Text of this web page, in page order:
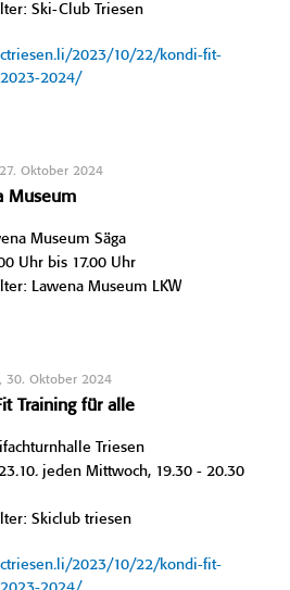
Ski-Club Triesen
2023/10/22/kondi-fit-
2024/
Oktober 2024
Museum
Museum Säga
Uhr bis 17.00 Uhr
Lawena Museum LKW
30. Oktober 2024
Training für alle
Triesen
jeden Mittwoch, 19.30 - 20.30
Skiclub triesen
2023/10/22/kondi-fit-